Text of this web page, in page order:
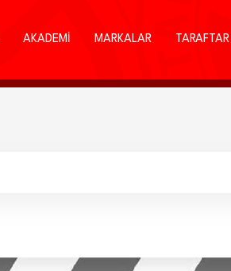
AKADEMİ MARKALAR TARAFTAR